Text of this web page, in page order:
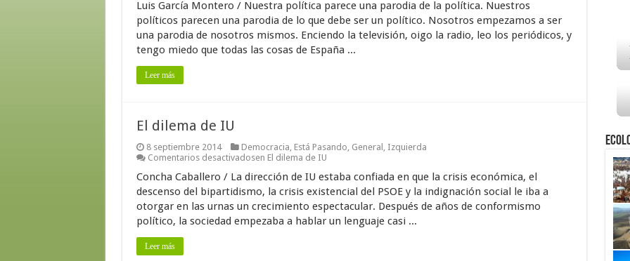
Luis García Montero / Nuestra política parece una parodia de la política. Nuestros
políticos parecen una parodia de lo que debe ser un político. Nosotros empezamos a ser
una parodia de nosotros mismos. Enciendo la televisión, oigo la radio, leo los periódicos, y
tengo miedo que todas las cosas de España ...
Leer más
El dilema de IU
8 septiembre 2014 Democracia, Está Pasando, General , Izquierda
Comentarios desactivadosen El dilema de IU
Concha Caballero / La dirección de IU estaba confiada en que la crisis económica, el
descenso del bipartidismo, la crisis existencial del PSOE y la indignación social le iba a
otorgar en las urnas un crecimiento espectacular. Después de años de conformismo
político, la sociedad empezaba a hablar un lenguaje casi ...
Leer más